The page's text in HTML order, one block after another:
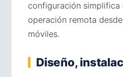
configuración simplifica
operación remota
móviles.
Diseño,